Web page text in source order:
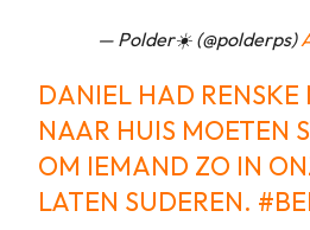
— Polder☀️ (@polderps)
DANIEL HAD RENSKE
NAAR HUIS MOETEN
OM IEMAND ZO IN
LATEN SUDEREN.